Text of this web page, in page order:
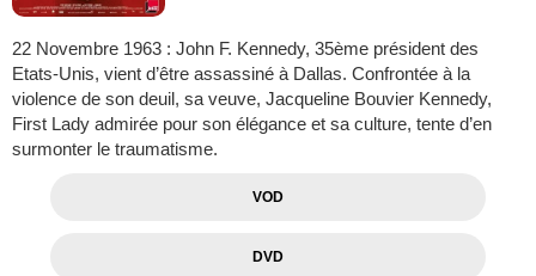
22 Novembre 1963 : John F. Kennedy, 35ème président des
Etats-Unis, vient d’être assassiné à Dallas. Confrontée à la
violence de son deuil, sa veuve, Jacqueline Bouvier Kennedy,
First Lady admirée pour son élégance et sa culture, tente d’en
surmonter le traumatisme.
VOD
DVD